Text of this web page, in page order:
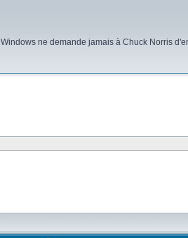
Windows ne demande jamais à Chuck Norris